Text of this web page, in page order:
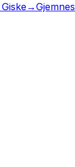
Giske→Gjemnes